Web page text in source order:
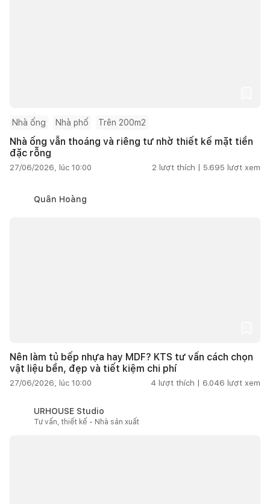
Nhà ống Nhà phố Trên 200m2
Nhà ống vẫn thoáng và riêng tư nhờ thiết kế mặt tiền
đặc rỗng
27/06/2026, lúc 10:00 2 lượt thích | 5.695 lượt xem
Quân Hoàng
Nên làm tủ bếp nhựa hay MDF? KTS tư vấn cách chọn
vật liệu bền, đẹp và tiết kiệm chi phí
27/06/2026, lúc 10:00 4 lượt thích | 6.046 lượt xem
URHOUSE Studio
Tư vấn, thiết kế - Nhà sản xuất